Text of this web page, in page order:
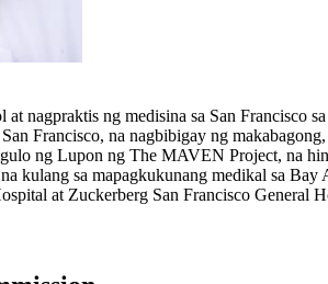
nagpraktis ng medisina sa San
Francisco, na nagbibigay ng
ng Lupon ng The MAVEN Project, na
kulang sa mapagkukunang medikal sa
at Zuckerberg San Francisco General